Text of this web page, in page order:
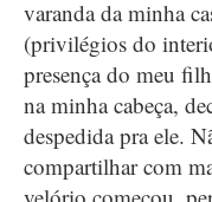
varanda da minha
(privilégios do
presença do meu
na minha cabeça,
despedida pra ele.
compartilhar com